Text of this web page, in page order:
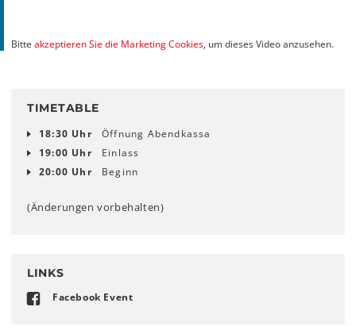
Bitte akzeptieren Sie die Marketing Cookies, um dieses Video anzusehen.
TIMETABLE
18:30 Uhr
Öffnung Abendkassa
19:00 Uhr
Einlass
20:00 Uhr
Beginn
(Änderungen vorbehalten)
LINKS
Facebook Event